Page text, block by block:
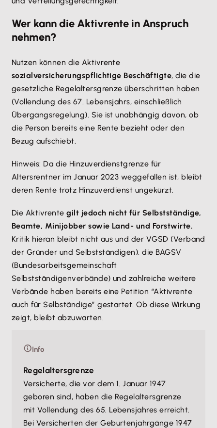
Wer kann die Aktivrente in Anspruch
nehmen?
Nutzen können die Aktivrente
sozialversicherungspflichtige Beschäftigte, die die
gesetzliche Regelaltersgrenze überschritten haben
(Vollendung des 67. Lebensjahrs, einschließlich
Übergangsregelung). Sie ist unabhängig davon, ob
die Person bereits eine Rente bezieht oder den
Bezug aufschiebt.
Hinweis: Da die Hinzuverdienstgrenze für
Altersrentner im Januar 2023 weggefallen ist, bleibt
deren Rente trotz Hinzuverdienst ungekürzt.
Die Aktivrentegilt jedoch nicht für Selbstständige,
Beamte, Minijobber sowie Land- und Forstwirte.
Kritik hieran bleibt nicht aus und der VGSD (Verband
der Gründer und Selbstständigen), die BAGSV
(Bundesarbeitsgemeinschaft
Selbstständigenverbände) und zahlreiche weitere
Verbände haben bereits eine Petition “Aktivrente
auch für Selbständige” gestartet. Ob diese Wirkung
zeigt, bleibt abzuwarten.
Info
Regelaltersgrenze
Versicherte, die vor dem 1. Januar 1947
geboren sind, haben die Regelaltersgrenze
mit Vollendung des 65. Lebensjahres erreicht.
Bei Versicherten der Geburtenjahrgänge 1947